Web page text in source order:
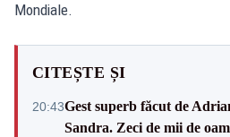
Mondiale.
CITEȘTE ȘI
20:43Gest superb făcut de
Sandra. Zeci de mii de